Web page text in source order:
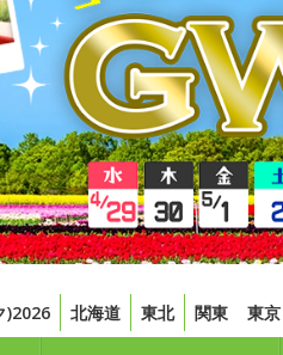
)2026 北海道 東北 関東 東京